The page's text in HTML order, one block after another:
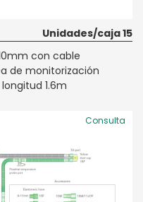
Unidades/caja 15
con cable
de monitorización
1.6m
Consulta